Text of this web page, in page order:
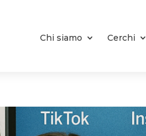
Chi siamo Cerchi